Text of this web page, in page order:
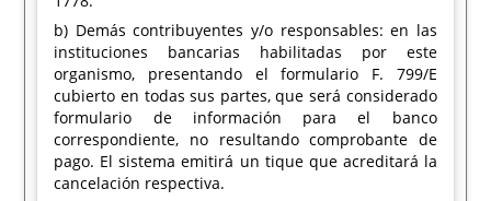
b) Demás contribuyentes y/o responsables: en las
instituciones bancarias habilitadas por este
organismo, presentando el formulario F. 799/E
cubierto en todas sus partes, que será considerado
formulario de información para el banco
correspondiente, no resultando comprobante de
pago. El sistema emitirá un tique que acreditará la
cancelación respectiva.